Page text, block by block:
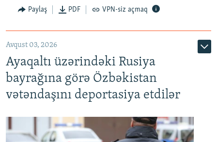
Paylaş PDF VPN-siz açmaq
Avqust 03, 2026
Ayaqaltı üzərindəki Rusiya
bayrağına görə Özbəkistan
vətəndaşını deportasiya etdilər